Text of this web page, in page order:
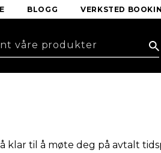
BLOGG VERKSTED
klar til å møte deg på avtalt